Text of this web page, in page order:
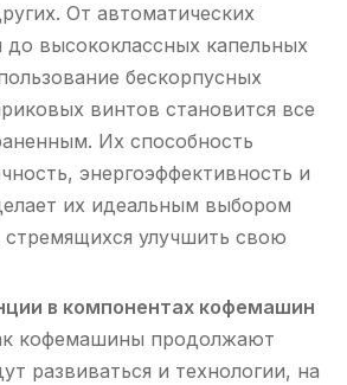
От автоматических
высококлассных капельных
бескорпусных
винтов становится все
Их способность
энергоэффективность и
их идеальным выбором
стремящихся улучшить свою
в компонентах кофемашин
кофемашины продолжают
развиваться и технологии, на